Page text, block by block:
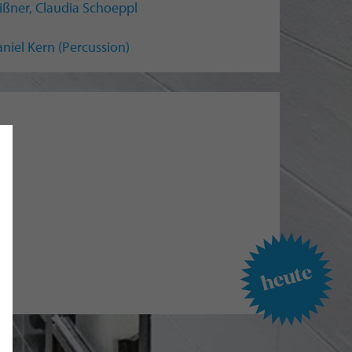
Claudia Schoeppl
Kern (Percussion)
heute